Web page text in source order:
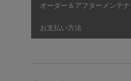
オーダー＆アフターメンテナ
お支払い方法